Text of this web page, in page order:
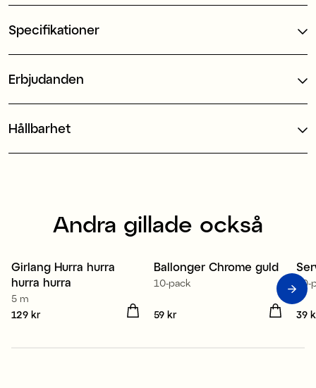
Specifikationer
Erbjudanden
Hållbarhet
Andra gillade också
Girlang Hurra hurra
hurra hurra
5 m
Pris :129 kr
129 kr
Ballonger Chrome guld
10-pack
Pris:
59 kr Pris
39